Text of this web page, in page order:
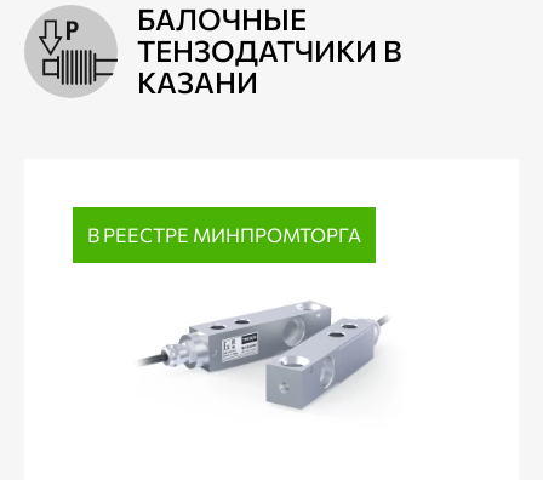
БАЛОЧНЫЕ
ТЕНЗОДАТЧИКИ В
КАЗАНИ
В РЕЕСТРЕ МИНПРОМТОРГА